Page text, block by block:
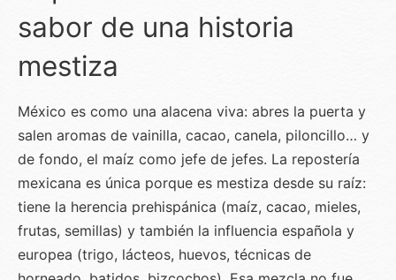
sabor de una historia
mestiza
México es como una alacena viva: abres la puerta y
salen aromas de vainilla, cacao, canela, piloncillo… y
de fondo, el maíz como jefe de jefes. La repostería
mexicana es única porque es mestiza desde su raíz:
tiene la herencia prehispánica (maíz, cacao, mieles,
frutas, semillas) y también la influencia española y
europea (trigo, lácteos, huevos, técnicas de